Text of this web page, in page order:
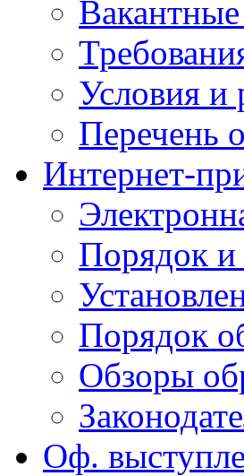
Условия и
Перечень
Интернет-
Порядок и
Порядок
Обзоры
Оф.